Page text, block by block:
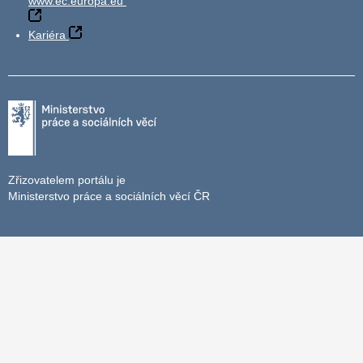
Kariéra
Zřizovatelem portálu je
Ministerstvo práce a sociálních věcí ČR